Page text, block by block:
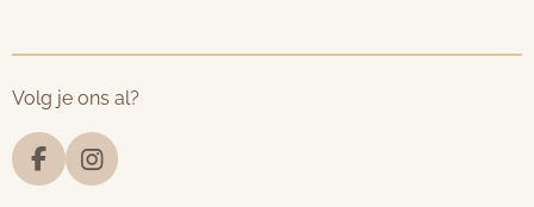
Volg je ons al?
F
a
I
n